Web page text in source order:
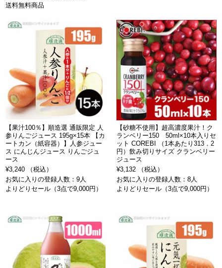
送料無料商品
【果汁100％】順造選 通販限定 人
参りんごジュース 195g×15本 【カ
ートカン（紙容器）】人参ジュー
ス にんじんジュース りんごジュ
ース
¥3,240 （税込）
お気に入りの登録人数：9人
よりどりセール（3点で9,000円）
【砂糖不使用】超高濃度果汁！ク
ランベリー150 50ml×10本入りセ
ット COREBI （1本あたり313．2
円）飲み切りサイズ クランベリー
ジュース
¥3,132 （税込）
お気に入りの登録人数：8人
よりどりセール（3点で9,000円）